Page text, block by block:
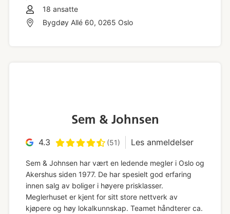
18 ansatte
Bygdøy Allé 60, 0265 Oslo
Sem & Johnsen
4.3 (51) Les anmeldelser
Sem & Johnsen har vært en ledende megler i Oslo og
Akershus siden 1977. De har spesielt god erfaring
innen salg av boliger i høyere prisklasser.
Meglerhuset er kjent for sitt store nettverk av
kjøpere og høy lokalkunnskap. Teamet håndterer ca.